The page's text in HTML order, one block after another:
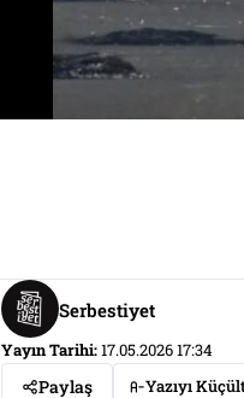
Serbestiyet
Yayın Tarihi:17.05.2026 17:34
Paylaş Yazıyı